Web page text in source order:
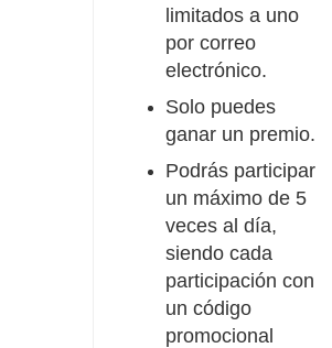
limitados a uno
por correo
electrónico.
Solo puedes
ganar un premio.
Podrás participar
un máximo de 5
veces al día,
siendo cada
participación con
un código
promocional